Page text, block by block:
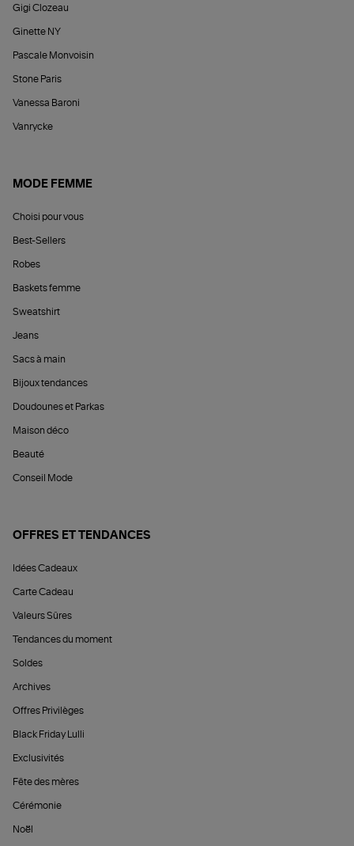
Gigi Clozeau
Ginette NY
Pascale Monvoisin
Stone Paris
Vanessa Baroni
Vanrycke
MODE FEMME
Choisi pour vous
Best-Sellers
Robes
Baskets femme
Sweatshirt
Jeans
Sacs à main
Bijoux tendances
Doudounes et Parkas
Maison déco
Beauté
Conseil Mode
OFFRES ET TENDANCES
Idées Cadeaux
Carte Cadeau
Valeurs Sûres
Tendances du moment
Soldes
Archives
Offres Privilèges
Black Friday Lulli
Exclusivités
Fête des mères
Cérémonie
Noël